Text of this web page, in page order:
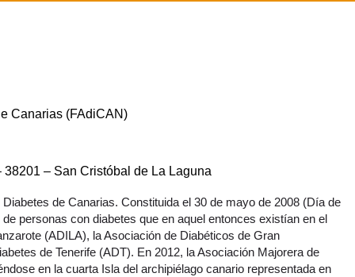
Canarias (FAdiCAN)
– San Cristóbal de La Laguna
de Canarias. Constituida el 30 de mayo de 2008 (Día de
personas con diabetes que en aquel entonces existían en el
(ADILA), la Asociación de Diabéticos de Gran
de Tenerife (ADT). En 2012, la Asociación Majorera de
en la cuarta Isla del archipiélago canario representada en